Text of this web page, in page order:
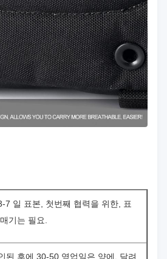
7 일 표본, 첫번째 협력을 위한, 표
기는 필요.
된 후에 30-50 영업일은 양에, 달려